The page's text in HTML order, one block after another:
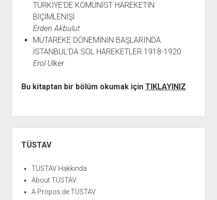
TÜRKİYE’DE KOMÜNİST HAREKETİN
BİÇİMLENİŞİ
Erden Akbulut
MÜTAREKE DÖNEMİNİN BAŞLARINDA
İSTANBUL’DA SOL HAREKETLER 1918-1920
Erol Ülker
Bu kitaptan bir bölüm okumak için TIKLAYINIZ
Menü
TÜSTAV
TÜSTAV Hakkında
About TÜSTAV
A Propos de TÜSTAV